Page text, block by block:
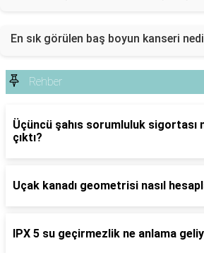
En sık görülen baş boyun kanseri
Rehber
Üçüncü şahıs sorumluluk sigortası
çıktı?
Uçak kanadı geometrisi nasıl
IPX 5 su geçirmezlik ne anlama